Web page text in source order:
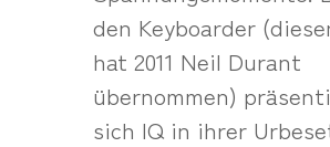
den Keyboarder
hat 2011 Neil Durant
übernommen)
sich IQ in ihrer